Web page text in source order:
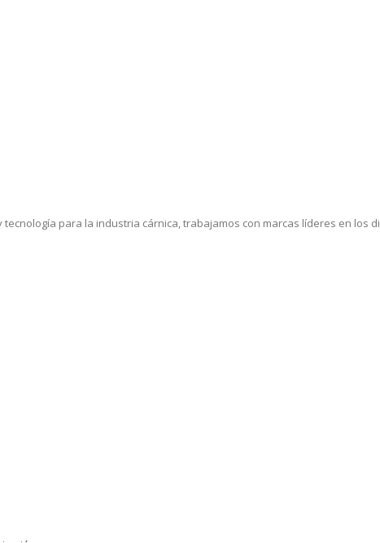
para la industria cárnica, trabajamos con marcas líderes en los